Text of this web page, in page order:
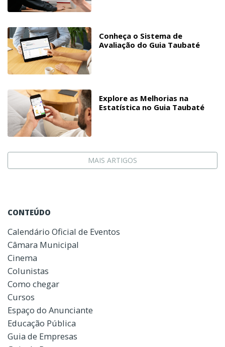
Conheça o Sistema de
Avaliação do Guia Taubaté
Explore as Melhorias na
Estatística no Guia Taubaté
MAIS ARTIGOS
CONTEÚDO
Calendário Oficial de Eventos
Câmara Municipal
Cinema
Colunistas
Como chegar
Cursos
Espaço do Anunciante
Educação Pública
Guia de Empresas